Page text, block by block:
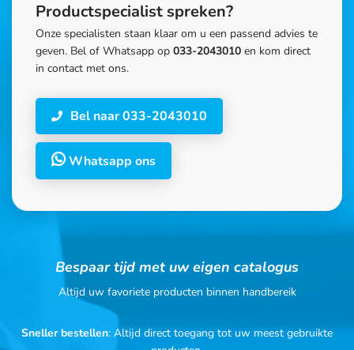
Productspecialist spreken?
Onze specialisten staan klaar om u een passend advies te
geven. Bel of Whatsapp op 033-2043010 en kom direct
in contact met ons.
Bel naar 033-2043010
Whatsapp ons
Bespaar tijd met uw eigen catalogus
Altijd uw favoriete producten binnen handbereik
Sneller bestellen: Altijd direct toegang tot uw meest gebruikte